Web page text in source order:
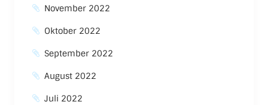
November 2022
Oktober 2022
September 2022
August 2022
Juli 2022